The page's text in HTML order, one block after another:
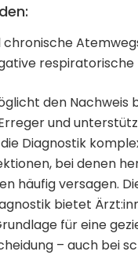
:
chronische
respiratorische
den Nachweis
und
Diagnostik
bei denen
häufig versagen.
bietet
für eine
– auch bei